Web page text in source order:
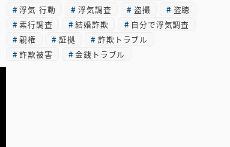
浮気 行動
浮気調査 盗撮
盗聴
素行調査
結婚詐欺
自分で浮気調査
親権
証拠
詐欺トラブル
詐欺被害
金銭トラブル